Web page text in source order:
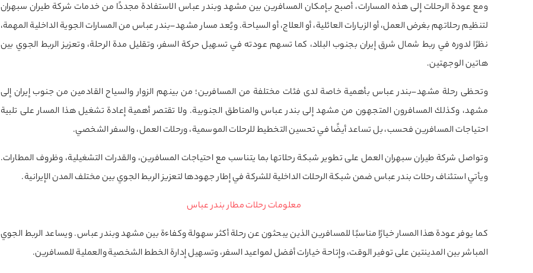
ومع عودة الرحلات إلى هذه المسارات، أصبح بإمكان المسافرين بين مشهد وبندر عباس الاستفادة مجددًا من خدمات شركة طيران سبهران
لتنظيم رحلاتهم بغرض العمل، أو الزيارات العائلية، أو العلاج، أو السياحة. ويُعد مسار مشهد–بندر عباس من المسارات الجوية الداخلية المهمة،
نظرًا لدوره في ربط شمال شرق إيران بجنوب البلاد، كما تسهم عودته في تسهيل حركة السفر، وتقليل مدة الرحلة، وتعزيز الربط الجوي بين
هاتين الوجهتين.
وتحظى رحلة مشهد–بندر عباس بأهمية خاصة لدى فئات مختلفة من المسافرين؛ من بينهم الزوار والسياح القادمين من جنوب إيران إلى
مشهد، وكذلك المسافرون المتجهون من مشهد إلى بندر عباس والمناطق الجنوبية. ولا تقتصر أهمية إعادة تشغيل هذا المسار على تلبية
احتياجات المسافرين فحسب، بل تساعد أيضًا في تحسين التخطيط للرحلات الموسمية، ورحلات العمل، والسفر الشخصي.
وتواصل شركة طيران سبهران العمل على تطوير شبكة رحلاتها بما يتناسب مع احتياجات المسافرين، والقدرات التشغيلية، وظروف المطارات.
ويأتي استئناف رحلات بندر عباس ضمن شبكة الرحلات الداخلية للشركة في إطار جهودها لتعزيز الربط الجوي بين مختلف المدن الإيرانية.
معلومات رحلات مطار بندر عباس
كما يوفر عودة هذا المسار خيارًا مناسبًا للمسافرين الذين يبحثون عن رحلة أكثر سهولة وكفاءة بين مشهد وبندر عباس. ويساعد الربط الجوي
المباشر بين المدينتين على توفير الوقت، وإتاحة خيارات أفضل لمواعيد السفر، وتسهيل إدارة الخطط الشخصية والعملية للمسافرين.